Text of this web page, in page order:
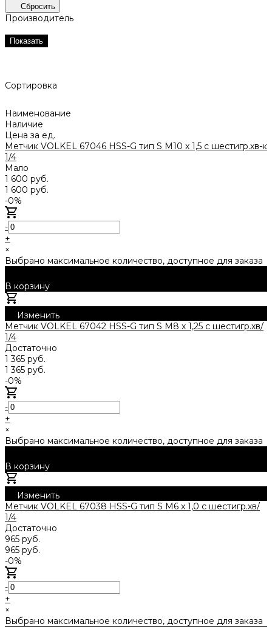
Сбросить
Производитель
Показать
Сортировка
Наименование
Наличие
Цена за ед.
Метчик VOLKEL 67046 HSS-G тип S М10 x 1,5 c шестигр.хв-к
1/4
Мало
1 600 руб.
1 600 руб.
-0%
-
+
×
Выбрано максимальное количество, доступное для заказа
В корзину
Изменить
Метчик VOLKEL 67042 HSS-G тип S М8 х 1,25 с шестигр.хв/
1/4
Достаточно
1 365 руб.
1 365 руб.
-0%
-
+
×
Выбрано максимальное количество, доступное для заказа
В корзину
Изменить
Метчик VOLKEL 67038 HSS-G тип S М6 х 1,0 с шестигр.хв/
1/4
Достаточно
965 руб.
965 руб.
-0%
-
+
×
Выбрано максимальное количество, доступное для заказа